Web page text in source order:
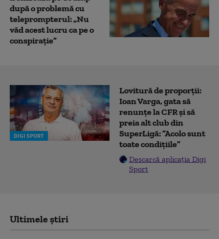
după o problemă cu
teleprompterul: „Nu
văd acest lucru ca pe o
conspirație”
DIGI SPORT
Lovitură de proporții:
Ioan Varga, gata să
renunțe la CFR și să
preia alt club din
SuperLigă: ”Acolo sunt
toate condițiile”
Descarcă aplicația Digi
Sport
Ultimele știri